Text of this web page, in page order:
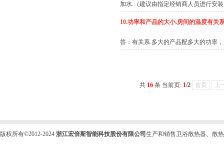
加水.（建议由指定经销商人员进行安
10.功率和产品的大小.房间的温度有关
答：有关系.多大的产品配多大的功率
共 16 条 当前页: 1/2 首页 上
版权所有©2012-2024 浙江宏倍斯智能科技股份有限公司 生产和销售卫浴散热器、散